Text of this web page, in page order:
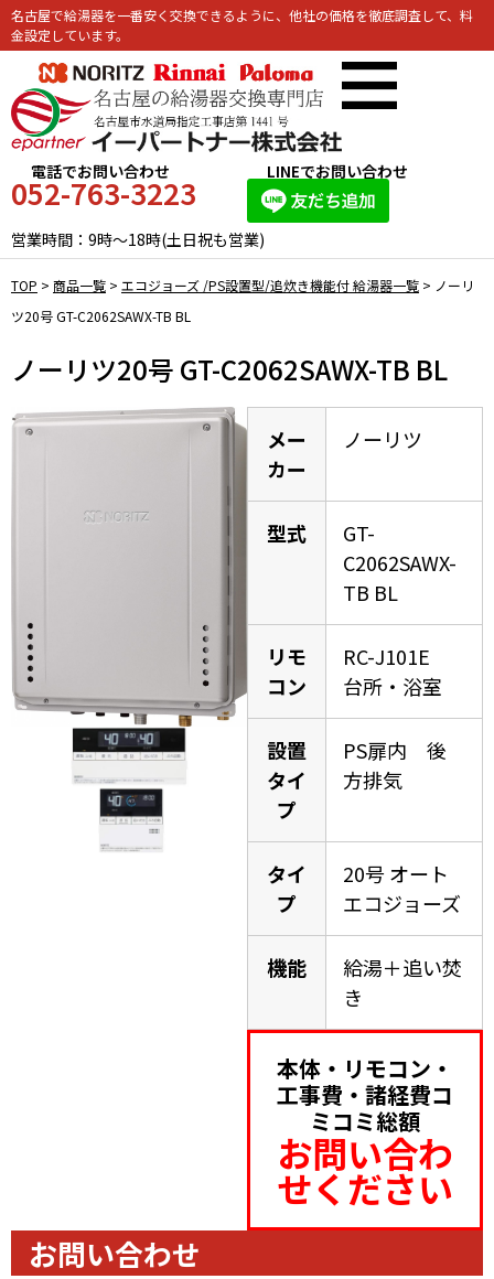
名古屋で給湯器を一番安く交換できるように、他社の価格を徹底調査して、料
金設定しています。
電話でお問い合わせ
052-763-3223
LINEでお問い合わせ
営業時間：9時～18時(土日祝も営業)
TOP > 商品一覧 > エコジョーズ /PS設置型/追炊き機能付 給湯器一覧 > ノーリ
ツ20号 GT-C2062SAWX-TB BL
ノーリツ20号 GT-C2062SAWX-TB BL
メー
カー
ノーリツ
型式
GT-
C2062SAWX-
TB BL
リモ
コン
RC-J101E
台所・浴室
設置
タイ
プ
PS扉内 後
方排気
タイ
プ
20号 オート
エコジョーズ
機能
給湯＋追い焚
き
本体・リモコン・
工事費・諸経費コ
ミコミ総額
お問い合わ
せください
お問い合わせ